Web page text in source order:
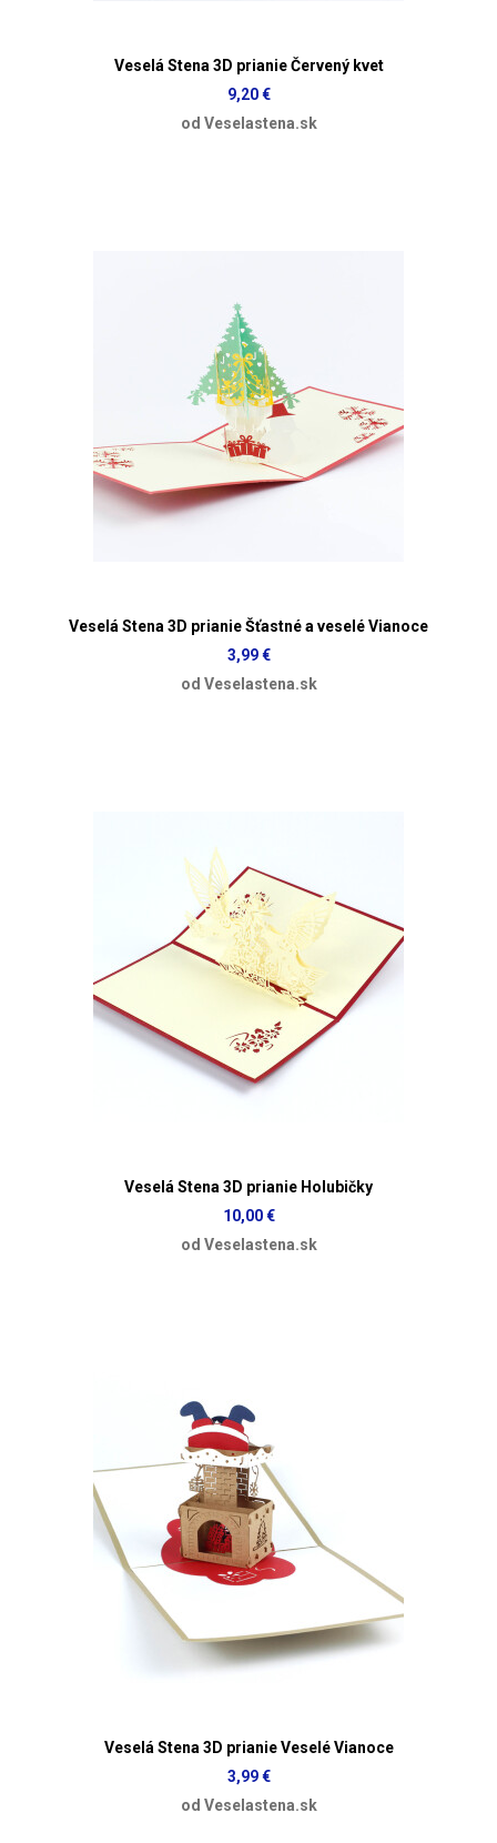
Veselá Stena 3D prianie Červený kvet
9,20 €
od Veselastena.sk
Veselá Stena 3D prianie Šťastné a veselé Vianoce
3,99 €
od Veselastena.sk
Veselá Stena 3D prianie Holubičky
10,00 €
od Veselastena.sk
Veselá Stena 3D prianie Veselé Vianoce
3,99 €
od Veselastena.sk